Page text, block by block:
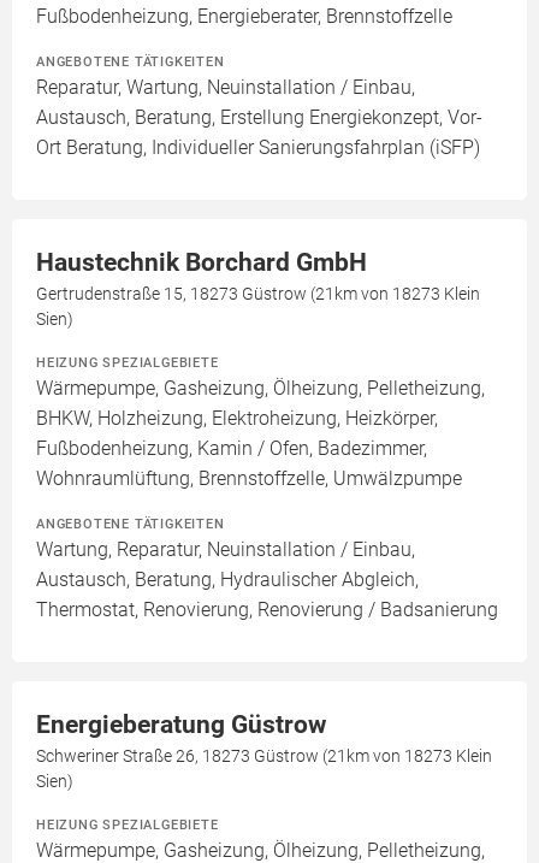
Fußbodenheizung, Energieberater, Brennstoffzelle
ANGEBOTENE TÄTIGKEITEN
Reparatur, Wartung, Neuinstallation / Einbau,
Austausch, Beratung, Erstellung Energiekonzept, Vor-
Ort Beratung, Individueller Sanierungsfahrplan (iSFP)
Haustechnik Borchard GmbH
Gertrudenstraße 15, 18273 Güstrow (21km von 18273 Klein
Sien)
HEIZUNG SPEZIALGEBIETE
Wärmepumpe, Gasheizung, Ölheizung, Pelletheizung,
BHKW, Holzheizung, Elektroheizung, Heizkörper,
Fußbodenheizung, Kamin / Ofen, Badezimmer,
Wohnraumlüftung, Brennstoffzelle, Umwälzpumpe
ANGEBOTENE TÄTIGKEITEN
Wartung, Reparatur, Neuinstallation / Einbau,
Austausch, Beratung, Hydraulischer Abgleich,
Thermostat, Renovierung, Renovierung / Badsanierung
Energieberatung Güstrow
Schweriner Straße 26, 18273 Güstrow (21km von 18273 Klein
Sien)
HEIZUNG SPEZIALGEBIETE
Wärmepumpe, Gasheizung, Ölheizung, Pelletheizung,